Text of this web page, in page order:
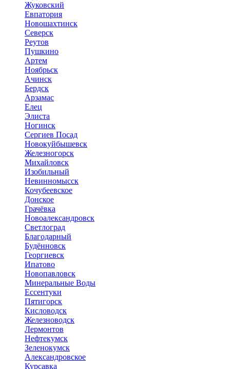
Жуковский
Евпатория
Новошахтинск
Северск
Реутов
Пушкино
Артем
Ноябрьск
Ачинск
Бердск
Арзамас
Елец
Элиста
Ногинск
Сергиев Посад
Новокуйбышевск
Железногорск
Михайловск
Изобильный
Невинномысск
Кочубеевское
Донское
Грачёвка
Новоалександровск
Светлоград
Благодарный
Будённовск
Георгиевск
Ипатово
Новопавловск
Минеральные Воды
Ессентуки
Пятигорск
Кисловодск
Железноводск
Лермонтов
Нефтекумск
Зеленокумск
Александровское
Курсавка